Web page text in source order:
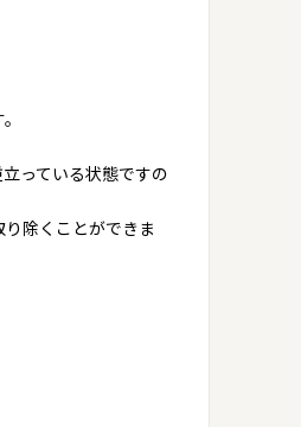
っている状態ですの
除くことができま